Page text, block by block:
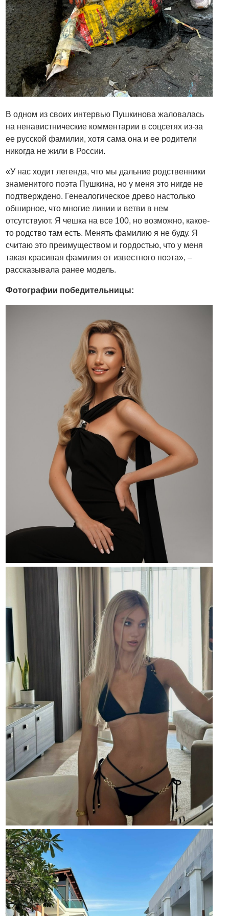
В одном из своих интервью Пушкинова жаловалась
на ненавистнические комментарии в соцсетях из-за
ее русской фамилии, хотя сама она и ее родители
никогда не жили в России.
«У нас ходит легенда, что мы дальние родственники
знаменитого поэта Пушкина, но у меня это нигде не
подтверждено. Генеалогическое древо настолько
обширное, что многие линии и ветви в нем
отсутствуют. Я чешка на все 100, но возможно, какое-
то родство там есть. Менять фамилию я не буду. Я
считаю это преимуществом и гордостью, что у меня
такая красивая фамилия от известного поэта», –
рассказывала ранее модель.
Фотографии победительницы: